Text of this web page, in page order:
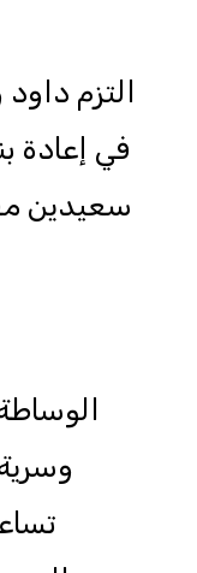
التزم
في إعادة
سعيدين